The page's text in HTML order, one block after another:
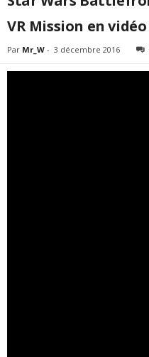
VR Mission en
Par Mr_W - 3 décembre 2016